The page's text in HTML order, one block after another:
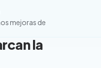
mejoras de
la